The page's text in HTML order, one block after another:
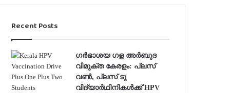
Recent Posts
ഗർഭാശയ ഗള അർബുദ
വിമുക്ത കേരളം: പ്ലസ്
വൺ, പ്ലസ് ടു
വിദ്യാർഥിനികൾക്ക് HPV